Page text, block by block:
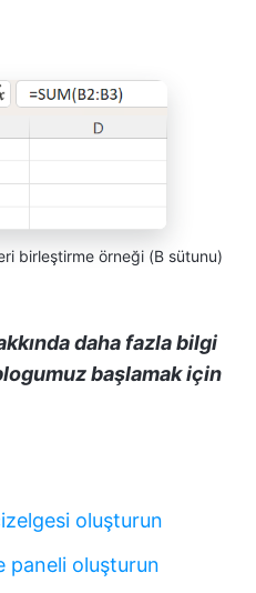
birleştirme örneği (B sütunu)
daha fazla bilgi
başlamak için
oluşturun
paneli oluşturun